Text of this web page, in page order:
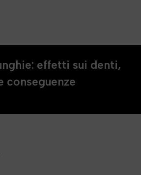
effetti sui denti,
conseguenze